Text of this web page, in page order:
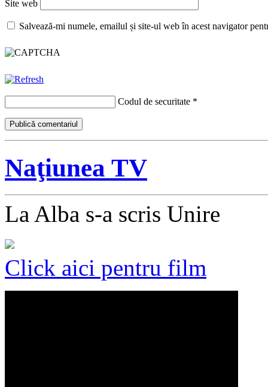
Site web
Salvează-mi numele, emailul și site-ul web în acest navigator
Codul de securitate *
Naţiunea TV
La Alba s-a scris Unire
Click aici pentru film